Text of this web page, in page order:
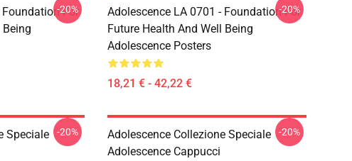
For
-20%
Adolescence LA 0701 - Foundation For
Future Health And Well Being
Adolescence Posters
18,21 € - 42,22 €
-20%
Speciale
-20%
Adolescence Collezione Speciale
Adolescence Cappucci
-20%